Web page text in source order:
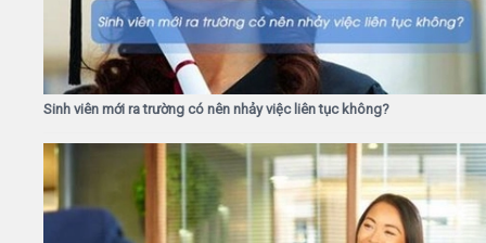
Sinh viên mới ra trường có nên nhảy việc liên tục không?